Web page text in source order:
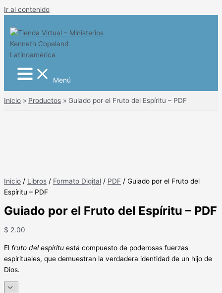
Ir al contenido
Menú
Inicio Productos Guiado por el Fruto del Espíritu – PDF
Inicio / Libros / Formato Digital / PDF / Guiado por el Fruto del
Espíritu – PDF
Guiado por el Fruto del Espíritu – PDF
$ 2.00
El fruto del espíritu está compuesto de poderosas fuerzas
espirituales, que demuestran la verdadera identidad de un hijo de
Dios.